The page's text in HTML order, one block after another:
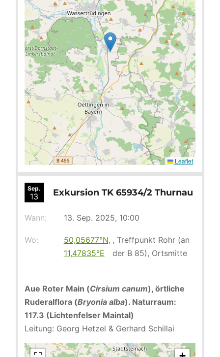
Leaflet
Sep.
13 Exkursion TK 65934/2 Thurnau
Wann: 13. Sep. 2025, 10:00
Wo:
50,05677°N,
11,47835°E
, Treffpunkt Rohr (an
der B 85), Ortsmitte
Aue Roter Main (Cirsium canum), örtliche
Ruderalflora (Bryonia alba). Naturraum:
117.3 (Lichtenfelser Maintal)
Leitung: Georg Hetzel & Gerhard Schillai